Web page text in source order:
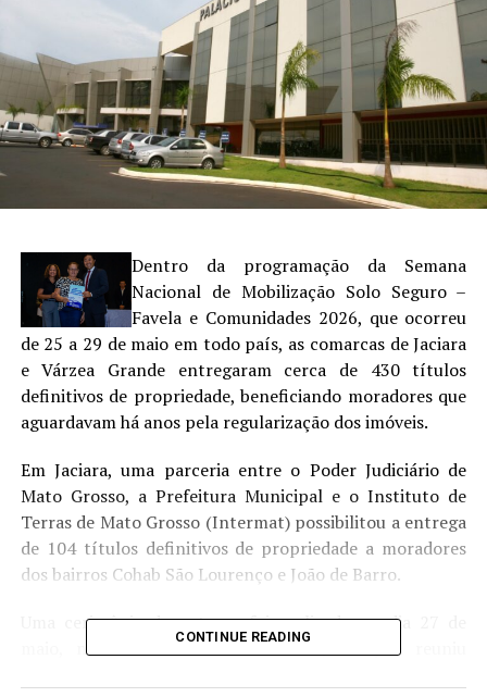
Dentro da programação da Semana
Nacional de Mobilização Solo Seguro –
Favela e Comunidades 2026, que ocorreu
de 25 a 29 de maio em todo país, as comarcas de Jaciara
e Várzea Grande entregaram cerca de 430 títulos
definitivos de propriedade, beneficiando moradores que
aguardavam há anos pela regularização dos imóveis.
Em Jaciara, uma parceria entre o Poder Judiciário de
Mato Grosso, a Prefeitura Municipal e o Instituto de
Terras de Mato Grosso (Intermat) possibilitou a entrega
de 104 títulos definitivos de propriedade a moradores
dos bairros Cohab São Lourenço e João de Barro.
Uma cerimônia de entrega foi realizada no dia 27 de
maio, no Centro de Eventos de Jaciara, e reuniu
CONTINUE READING